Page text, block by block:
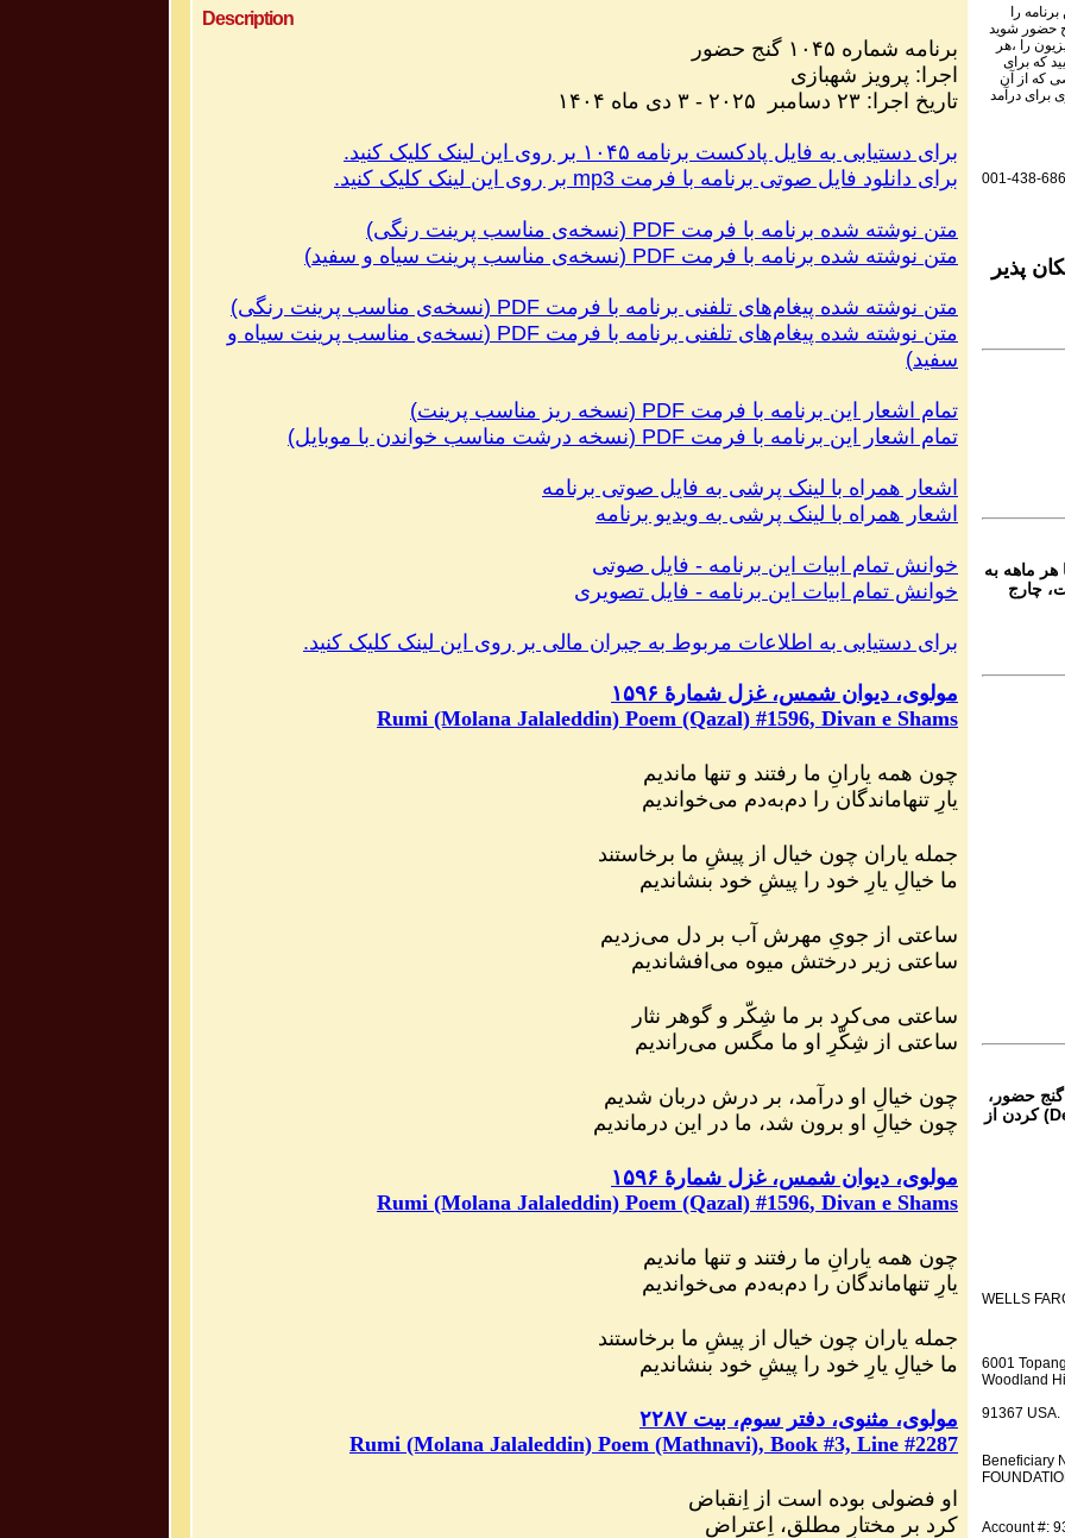
Description
برنامه شماره ۱۰۴۵ گنج حضور
اجرا: پرویز شهبازی
تاریخ اجرا: ۲۳ دسامبر -
برای دستیابی به فایل پادکست برنامه ۱۰۴۵ بر روی این لینک کلیک کنید.
برای دانلود فایل صوتی برنامه با فرمت mp3 بر روی این لینک کلیک کنید.
متن نوشته شده برنامه با فرمت PDF
(نسخه‌ی مناسب پرینت رنگی)
متن نوشته شده برنامه با فرمت PDF
(نسخه‌ی مناسب پرینت سیاه و سفید)
متن نوشته شده پیغام‌های تلفنی برنامه با فرمت PDF
(نسخه‌ی مناسب پرینت رنگی)
متن نوشته شده پیغام‌های تلفنی برنامه با فرمت PDF
(نسخه‌ی مناسب پرینت سیاه و
سفید)
تمام اشعار این برنامه با فرمت PDF
(نسخه ریز مناسب پرینت)
تمام اشعار این برنامه با فرمت PDF
(نسخه درشت مناسب خواندن با موبایل)
اشعار همراه با لینک پرشی به فایل صوتی برنامه
اشعار همراه با لینک پرشی به ویدیو برنامه
خوانش تمام ابیات این برنامه - فایل صوتی
خوانش تمام ابیات این برنامه - فایل تصویری
برای دستیابی به اطلاعات مربوط به جبران مالی‌ بر روی این لینک کلیک کنید.
مولوی، دیوان شمس،غزل شمارهٔ ۱۵۹۶
Rumi (Molana Jalaleddin) Poem (Qazal) #1596, Divan e Shams
چون همه یارانِ ما رفتند و تنها ماندیم
یارِ تنهاماندگان را دم‌به‌دم می‌خواندیم
جمله یاران چون خیال از پیشِ ما برخاستند
ما خیالِ یارِ خود را پیشِ خود بنشاندیم
ساعتی از جویِ مهرش آب بر دل می‌زدیم
ساعتی زیر درختش میوه می‌افشاندیم
ساعتی می‌کرد بر ما شِکّر و گوهر نثار
ساعتی از شِکّرِ او ما مگس می‌راندیم
چون خیالِ او درآمد، بر درش دربان شدیم
چون خیالِ او برون شد، ما در این درماندیم
مولوی، دیوان شمس،غزل شمارهٔ ۱۵۹۶
Rumi (Molana Jalaleddin) Poem (Qazal) #1596, Divan e Shams
چون همه یارانِ ما رفتند و تنها ماندیم
یارِ تنهاماندگان را دم‌به‌دم می‌خواندیم
جمله یاران چون خیال از پیشِ ما برخاستند
ما خیالِ یارِ خود را پیشِ خود بنشاندیم
مولوی، مثنوی، دفتر سوم، بیت ۲۲۸۷
Rumi (Molana Jalaleddin) Poem (Mathnavi), Book #3, Line #2287
او فضولی بوده است از اِنقباض
کرد بر مختارِ مطلق، اِعتراض
را
حضور شوید
را ،هر
که برای
که از آن
برای درآمد
001-438-
پذیر
هر ماهه به
چارج
حضور،
از تمام نقاط دنیا غیر از ایران، یا واریز (Deposit) کردن از
WELLS
6001
Woodland
91367 USA.
Beneficiary
Account #: